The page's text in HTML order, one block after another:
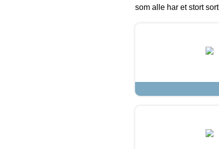
som alle har et stort